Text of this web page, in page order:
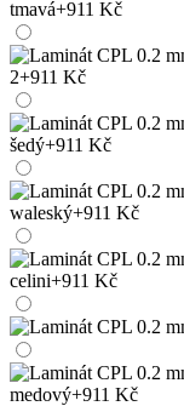
tmavá+911 Kč
2+911 Kč
šedý+911 Kč
waleský+911 Kč
celini+911 Kč
medový+911 Kč